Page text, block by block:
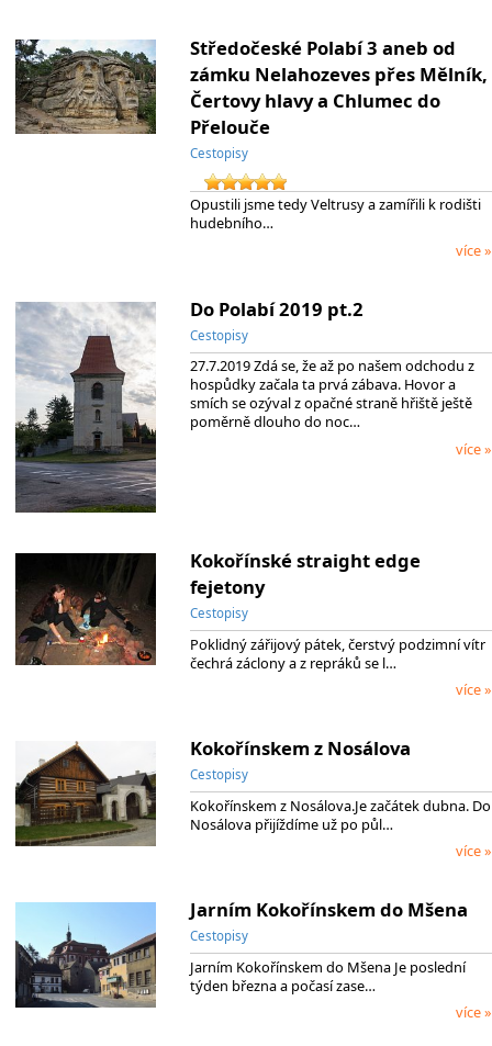
Středočeské Polabí 3 aneb od
zámku Nelahozeves přes Mělník,
Čertovy hlavy a Chlumec do
Přelouče
Cestopisy
Opustili jsme tedy Veltrusy a zamířili k rodišti
hudebního…
více »
Do Polabí 2019 pt.2
Cestopisy
27.7.2019 Zdá se, že až po našem odchodu z
hospůdky začala ta prvá zábava. Hovor a
smích se ozýval z opačné straně hřiště ještě
poměrně dlouho do noc…
více »
Kokořínské straight edge
fejetony
Cestopisy
Poklidný zářijový pátek, čerstvý podzimní vítr
čechrá záclony a z repráků se l…
více »
Kokořínskem z Nosálova
Cestopisy
Kokořínskem z Nosálova.Je začátek dubna. Do
Nosálova přijíždíme už po půl…
více »
Jarním Kokořínskem do Mšena
Cestopisy
Jarním Kokořínskem do Mšena Je poslední
týden března a počasí zase…
více »